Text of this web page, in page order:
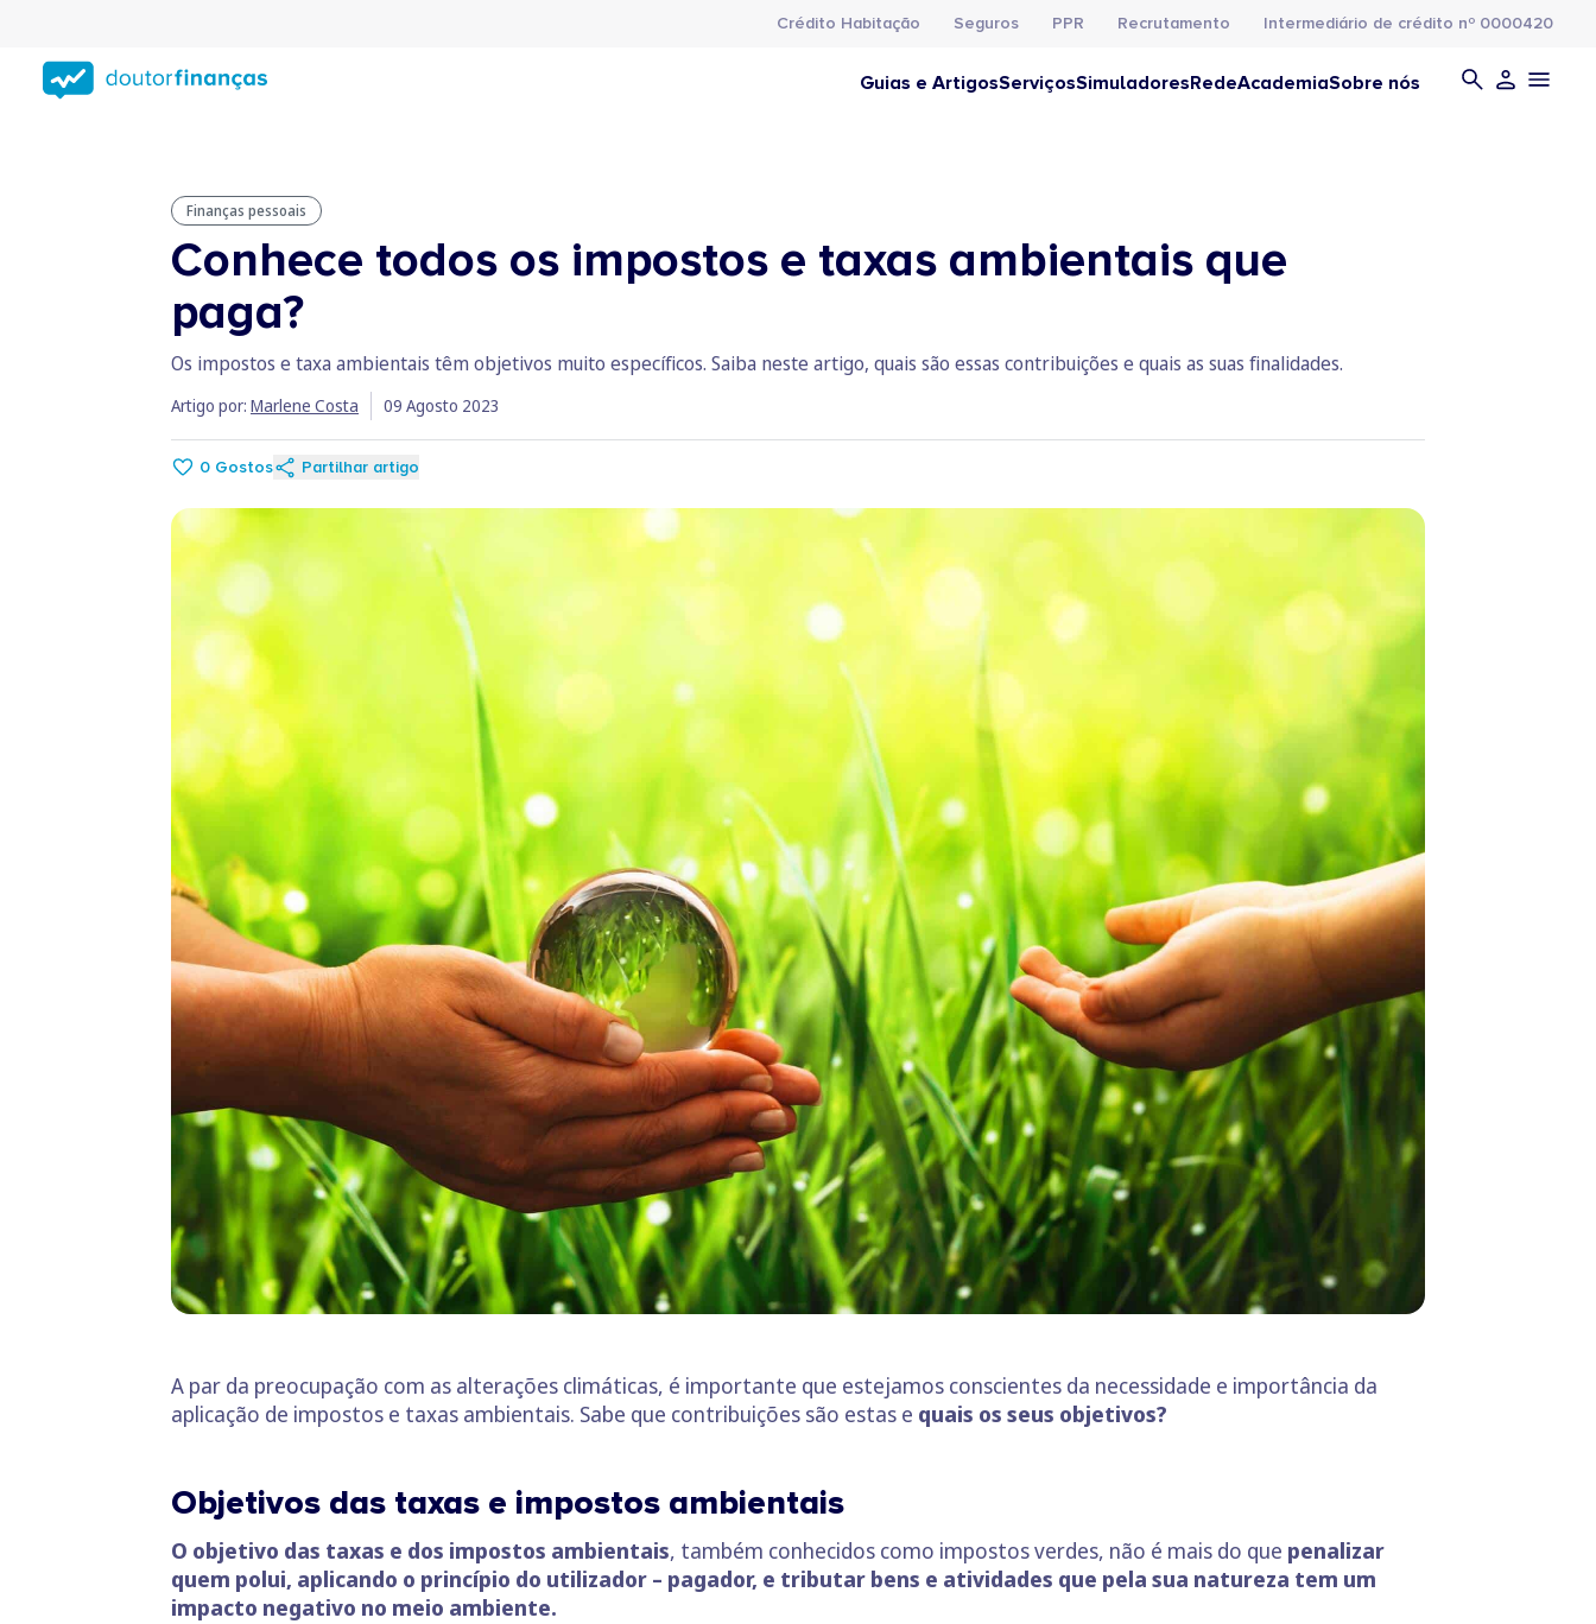
conteúdo
principal
Crédito Habitação Seguros PPR Recrutamento Intermediário de crédito nº 0000420
Guias e ArtigosServiçosSimuladoresRedeAcademiaSobre nós
Finanças pessoais
Conhece todos os impostos e taxas ambientais que
paga?
Os impostos e taxa ambientais têm objetivos muito específicos. Saiba neste artigo, quais são essas contribuições e quais as suas finalidades.
Artigo por: Marlene Costa 09 Agosto 2023
0 Gostos Partilhar artigo
A par da preocupação com as alterações climáticas, é importante que estejamos conscientes da necessidade e importância da
aplicação de impostos e taxas ambientais. Sabe que contribuições são estas e quais os seus objetivos?
Objetivos das taxas e impostos ambientais
O objetivo das taxas e dos impostos ambientais, também conhecidos como impostos verdes, não é mais do que penalizar
quem polui, aplicando o princípio do utilizador – pagador, e tributar bens e atividades que pela sua natureza tem um
impacto negativo no meio ambiente.